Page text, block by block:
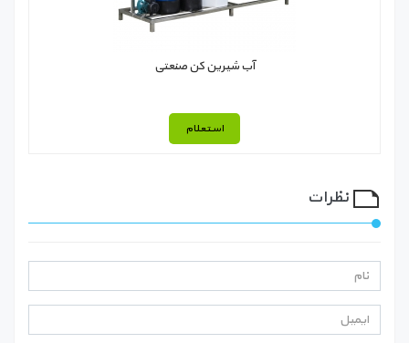
آب شیرین کن صنعتی
استعلام
نظرات